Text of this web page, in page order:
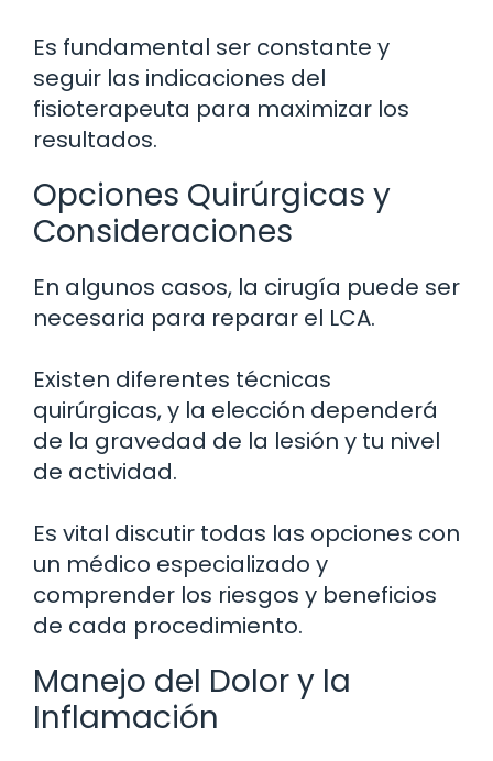
Es fundamental ser constante y
seguir las indicaciones del
fisioterapeuta para maximizar los
resultados.
Opciones Quirúrgicas y
Consideraciones
En algunos casos, la cirugía puede ser
necesaria para reparar el LCA.
Existen diferentes técnicas
quirúrgicas, y la elección dependerá
de la gravedad de la lesión y tu nivel
de actividad.
Es vital discutir todas las opciones con
un médico especializado y
comprender los riesgos y beneficios
de cada procedimiento.
Manejo del Dolor y la
Inflamación